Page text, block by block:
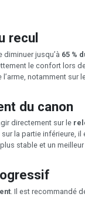
recul
diminuer jusqu’à 65 %
le confort lors
notamment sur
du canon
directement sur le
la partie inférieure, il
stable et un meilleur
. Il est recommandé